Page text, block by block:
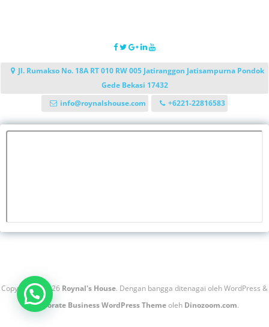
Jl. Rumakso No. 18A RT 010 RW 005 Jatiranggon Jatisampurna Pondok
Gede Bekasi 17432
info@roynalshouse.com
+6221-22816583
Copyright © 2026 Roynal's House. Dengan bangga ditenagai oleh WordPress &
Corporate Business WordPress Themeoleh Dinozoom.com.